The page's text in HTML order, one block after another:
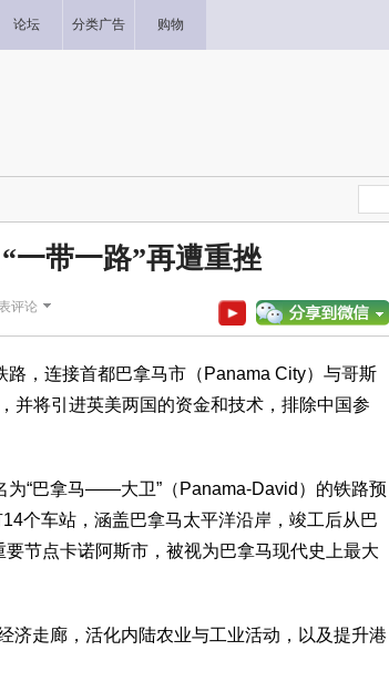
论坛 分类广告 购物
一带一路”再遭重挫
评论
，连接首都巴拿马市（Panama City）与哥斯
并将引进英美两国的资金和技术，排除中国参
为“巴拿马——大卫”（Panama-David）的铁路预
个车站，涵盖巴拿马太平洋沿岸，竣工后从巴
节点卡诺阿斯市，被视为巴拿马现代史上最大
济走廊，活化内陆农业与工业活动，以及提升港